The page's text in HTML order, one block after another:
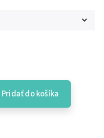
Pridať do košíka